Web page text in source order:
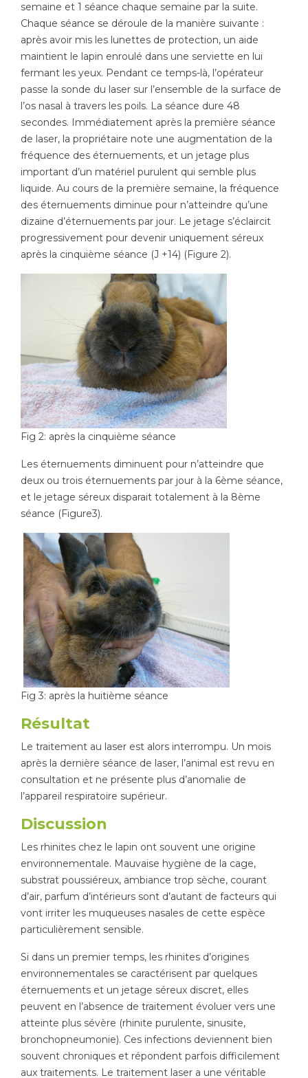
semaine et 1 séance chaque semaine par la suite.
Chaque séance se déroule de la manière suivante :
après avoir mis les lunettes de protection, un aide
maintient le lapin enroulé dans une serviette en lui
fermant les yeux. Pendant ce temps-là, l’opérateur
passe la sonde du laser sur l’ensemble de la surface de
l’os nasal à travers les poils. La séance dure 48
secondes. Immédiatement après la première séance
de laser, la propriétaire note une augmentation de la
fréquence des éternuements, et un jetage plus
important d’un matériel purulent qui semble plus
liquide. Au cours de la première semaine, la fréquence
des éternuements diminue pour n’atteindre qu’une
dizaine d’éternuements par jour. Le jetage s’éclaircit
progressivement pour devenir uniquement séreux
après la cinquième séance (J +14) (Figure 2).
Fig 2: après la cinquième séance
Les éternuements diminuent pour n’atteindre que
deux ou trois éternuements par jour à la 6ème séance,
et le jetage séreux disparait totalement à la 8ème
séance (Figure3).
Fig 3: après la huitième séance
Résultat
Le traitement au laser est alors interrompu. Un mois
après la dernière séance de laser, l’animal est revu en
consultation et ne présente plus d’anomalie de
l’appareil respiratoire supérieur.
Discussion
Les rhinites chez le lapin ont souvent une origine
environnementale. Mauvaise hygiène de la cage,
substrat poussiéreux, ambiance trop sèche, courant
d’air, parfum d’intérieurs sont d’autant de facteurs qui
vont irriter les muqueuses nasales de cette espèce
particulièrement sensible.
Si dans un premier temps, les rhinites d’origines
environnementales se caractérisent par quelques
éternuements et un jetage séreux discret, elles
peuvent en l’absence de traitement évoluer vers une
atteinte plus sévère (rhinite purulente, sinusite,
bronchopneumonie). Ces infections deviennent bien
souvent chroniques et répondent parfois difficilement
aux traitements. Le traitement laser a une véritable